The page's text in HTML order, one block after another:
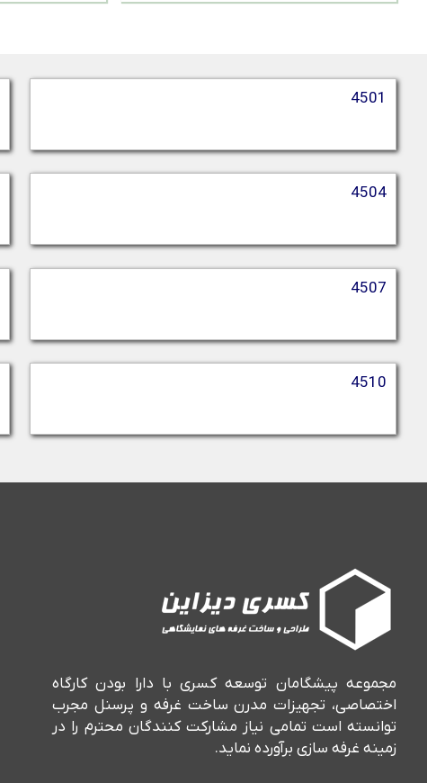
4501
4504
4507
4510
مجموعه پیشگامان توسعه کسری با دارا بودن کارگاه
اختصاصی، تجهیزات مدرن ساخت غرفه و پرسنل مجرب
توانسته است تمامی نیاز مشارکت کنندگان محترم را در
زمینه غرفه سازی برآورده نماید.